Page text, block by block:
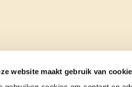
website maakt gebruik van